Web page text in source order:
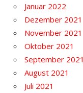
Januar 2022
Dezember 2021
November 2021
Oktober 2021
September 2021
August 2021
Juli 2021